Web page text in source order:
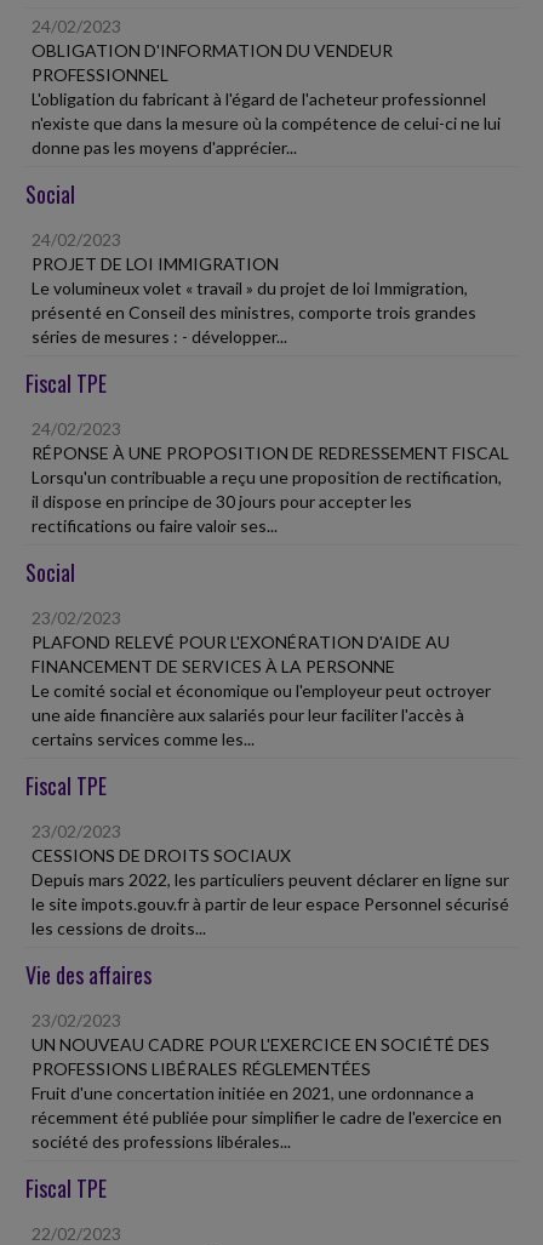
24/02/2023
OBLIGATION D'INFORMATION DU VENDEUR
PROFESSIONNEL
L'obligation du fabricant à l'égard de l'acheteur professionnel
n'existe que dans la mesure où la compétence de celui-ci ne lui
donne pas les moyens d'apprécier...
Social
24/02/2023
PROJET DE LOI IMMIGRATION
Le volumineux volet « travail » du projet de loi Immigration,
présenté en Conseil des ministres, comporte trois grandes
séries de mesures : - développer...
Fiscal TPE
24/02/2023
RÉPONSE À UNE PROPOSITION DE REDRESSEMENT FISCAL
Lorsqu'un contribuable a reçu une proposition de rectification,
il dispose en principe de 30 jours pour accepter les
rectifications ou faire valoir ses...
Social
23/02/2023
PLAFOND RELEVÉ POUR L'EXONÉRATION D'AIDE AU
FINANCEMENT DE SERVICES À LA PERSONNE
Le comité social et économique ou l'employeur peut octroyer
une aide financière aux salariés pour leur faciliter l'accès à
certains services comme les...
Fiscal TPE
23/02/2023
CESSIONS DE DROITS SOCIAUX
Depuis mars 2022, les particuliers peuvent déclarer en ligne sur
le site impots.gouv.fr à partir de leur espace Personnel sécurisé
les cessions de droits...
Vie des affaires
23/02/2023
UN NOUVEAU CADRE POUR L'EXERCICE EN SOCIÉTÉ DES
PROFESSIONS LIBÉRALES RÉGLEMENTÉES
Fruit d'une concertation initiée en 2021, une ordonnance a
récemment été publiée pour simplifier le cadre de l'exercice en
société des professions libérales...
Fiscal TPE
22/02/2023